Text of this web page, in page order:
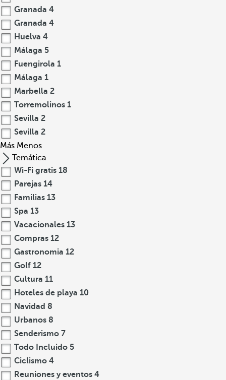
Granada 4
Granada 4
Huelva 4
Málaga 5
Fuengirola 1
Málaga 1
Marbella 2
Torremolinos 1
Sevilla 2
Sevilla 2
Más Menos
Temática
Wi-Fi gratis 18
Parejas 14
Familias 13
Spa 13
Vacacionales 13
Compras 12
Gastronomia 12
Golf 12
Cultura 11
Hoteles de playa 10
Navidad 8
Urbanos 8
Senderismo 7
Todo Incluido 5
Ciclismo 4
Reuniones y eventos 4